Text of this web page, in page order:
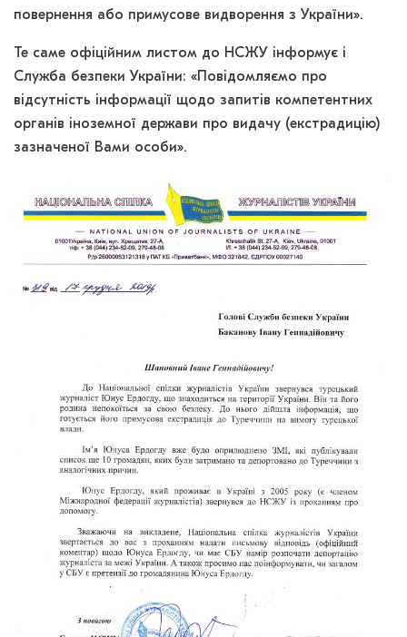
повернення або примусове видворення з України».
Те саме офіційним листом до НСЖУ інформує і
Служба безпеки України: «Повідомляємо про
відсутність інформації щодо запитів компетентних
органів іноземної держави про видачу (екстрадицію)
зазначеної Вами особи».